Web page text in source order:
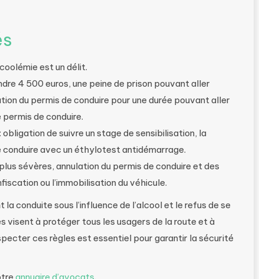
est un délit.
4 500 euros, une peine de prison pouvant aller
du permis de conduire pour une durée pouvant aller
de conduire.
de suivre un stage de sensibilisation, la
avec un éthylotest antidémarrage.
sévères, annulation du permis de conduire et des
ou l’immobilisation du véhicule.
conduite sous l’influence de l’alcool et le refus de se
visent à protéger tous les usagers de la route et à
ces règles est essentiel pour garantir la sécurité